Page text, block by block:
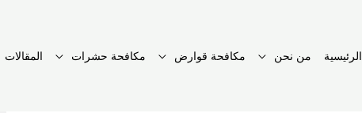
الرئيسية من نحن مكافحة قوارض مكافحة حشرات المقالات